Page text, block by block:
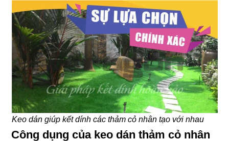
Keo dán giúp kết dính các thảm cỏ nhân tạo với nhau
Công dụng của keo dán thảm cỏ nhân